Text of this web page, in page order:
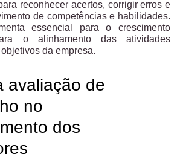
reconhecer acertos, corrigir erros e
de competências e habilidades.
essencial para o crescimento
o alinhamento das atividades
da empresa.
avaliação de
no
dos